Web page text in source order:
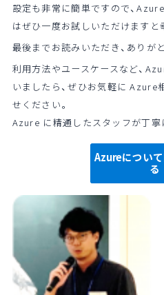
設定も非常に簡単ですので、
はぜひ一度お試しいただけますと
最後までお読みいただき、ありが
利用方法やユースケースなど、
いましたら、ぜひお気軽に Azure
せください。
Azure に精通したスタッフが丁寧
Azureについ
る